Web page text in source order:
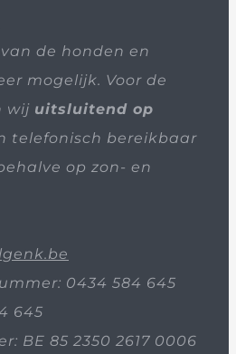
de honden en
mogelijk. Voor de
wij uitsluitend op
telefonisch bereikbaar
op zon- en
0434 584 645
645
BE 85 2350 2617 0006